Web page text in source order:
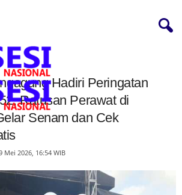
Hadiri Peringatan
Ratusan Perawat di
Senam dan Cek
Mei 2026, 16:54 WIB